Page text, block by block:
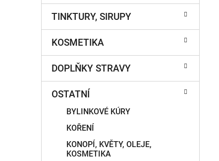
TINKTURY, SIRUPY
KOSMETIKA
DOPLŇKY STRAVY
OSTATNÍ
BYLINKOVÉ KÚRY
KOŘENÍ
KONOPÍ, KVĚTY, OLEJE,
KOSMETIKA